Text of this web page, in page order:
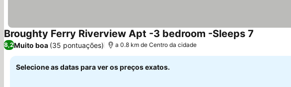
Broughty Ferry Riverview Apt -3 bedroom -Sleeps 7
8,2Muito boa (35 pontuações) a 0.8 km de Centro da cidade
Selecione as datas para ver os preços exatos.